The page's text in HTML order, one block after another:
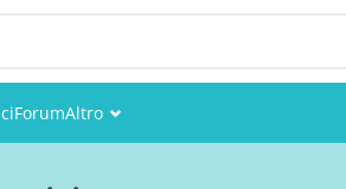
ForumAltro